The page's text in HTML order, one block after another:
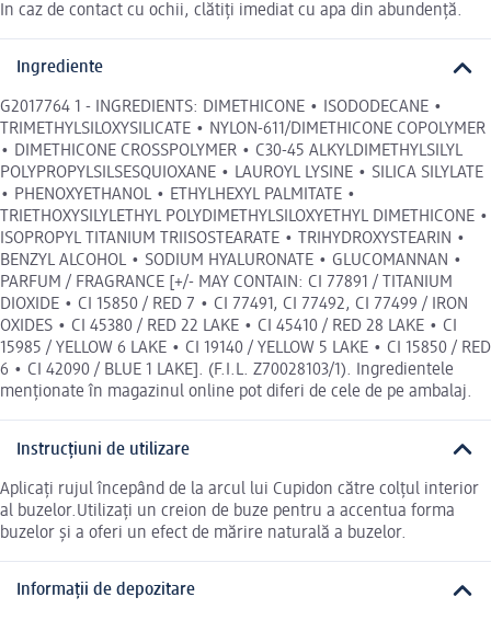
In caz de contact cu ochii, clătiți imediat cu apa din abundență.
Ingrediente
G2017764 1 - INGREDIENTS: DIMETHICONE • ISODODECANE •
TRIMETHYLSILOXYSILICATE • NYLON-611/DIMETHICONE COPOLYMER
• DIMETHICONE CROSSPOLYMER • C30-45 ALKYLDIMETHYLSILYL
POLYPROPYLSILSESQUIOXANE • LAUROYL LYSINE • SILICA SILYLATE
• PHENOXYETHANOL • ETHYLHEXYL PALMITATE •
TRIETHOXYSILYLETHYL POLYDIMETHYLSILOXYETHYL DIMETHICONE •
ISOPROPYL TITANIUM TRIISOSTEARATE • TRIHYDROXYSTEARIN •
BENZYL ALCOHOL • SODIUM HYALURONATE • GLUCOMANNAN •
PARFUM / FRAGRANCE [+/- MAY CONTAIN: CI 77891 / TITANIUM
DIOXIDE • CI 15850 / RED 7 • CI 77491, CI 77492, CI 77499 / IRON
OXIDES • CI 45380 / RED 22 LAKE • CI 45410 / RED 28 LAKE • CI
15985 / YELLOW 6 LAKE • CI 19140 / YELLOW 5 LAKE • CI 15850 / RED
6 • CI 42090 / BLUE 1 LAKE]. (F.I.L. Z70028103/1). Ingredientele
menționate în magazinul online pot diferi de cele de pe ambalaj.
Instrucțiuni de utilizare
Aplicați rujul începând de la arcul lui Cupidon către colțul interior
al buzelor.Utilizați un creion de buze pentru a accentua forma
buzelor și a oferi un efect de mărire naturală a buzelor.
Informații de depozitare